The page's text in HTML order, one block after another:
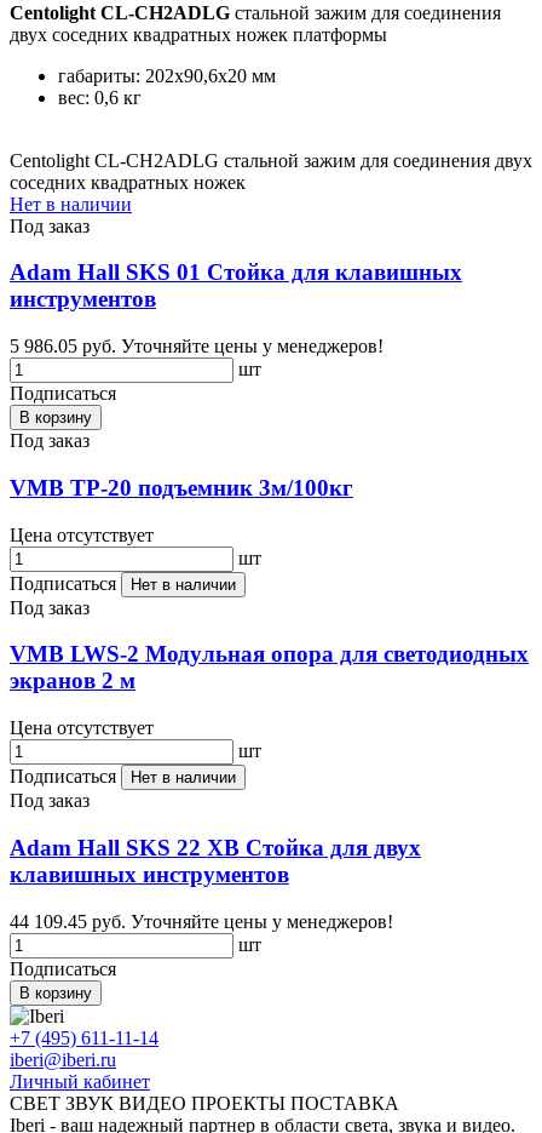
Centolight CL-CH2ADLG стальной зажим для соединения
двух соседних квадратных ножек платформы
габариты: 202х90,6х20 мм
вес: 0,6 кг
Centolight CL-CH2ADLG стальной зажим для соединения двух
соседних квадратных ножек
Нет в наличии
Под заказ
Adam Hall SKS 01 Стойка для клавишных
инструментов
5 986.05 руб. Уточняйте цены у менеджеров!
шт
Подписаться
В корзину
Под заказ
VMB TP-20 подъемник 3м/100кг
Цена отсутствует
шт
Подписаться
Нет в наличии
Под заказ
VMB LWS-2 Модульная опора для светодиодных
экранов 2 м
Цена отсутствует
шт
Подписаться
Нет в наличии
Под заказ
Adam Hall SKS 22 XB Стойка для двух
клавишных инструментов
44 109.45 руб. Уточняйте цены у менеджеров!
шт
Подписаться
В корзину
+7 (495) 611-11-14
iberi@iberi.ru
Личный кабинет
СВЕТ ЗВУК ВИДЕО ПРОЕКТЫ ПОСТАВКА
Iberi - ваш надежный партнер в области света, звука и видео.